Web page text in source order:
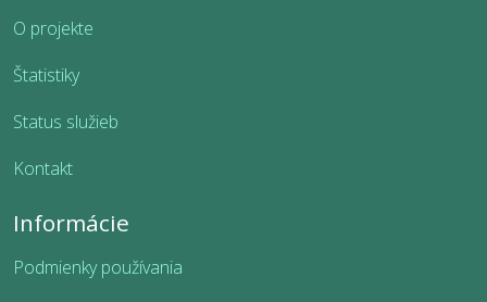
O projekte
Štatistiky
Status služieb
Kontakt
Informácie
Podmienky používania